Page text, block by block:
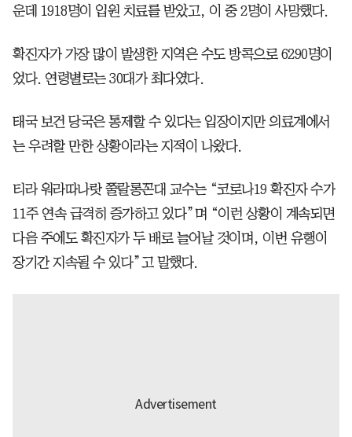
운데 1918명이 입원 치료를 받았고, 이 중 2명이 사망했다.
확진자가 가장 많이 발생한 지역은 수도 방콕으로 6290명이
었다. 연령별로는 30대가 최다였다.
태국 보건 당국은 통제할 수 있다는 입장이지만 의료계에서
는 우려할 만한 상황이라는 지적이 나왔다.
티라 워라따나랏 쭐랄롱꼰대 교수는 “코로나19 확진자 수가
11주 연속 급격히 증가하고 있다”며 “이런 상황이 계속되면
다음 주에도 확진자가 두 배로 늘어날 것이며, 이번 유행이
장기간 지속될 수 있다”고 말했다.